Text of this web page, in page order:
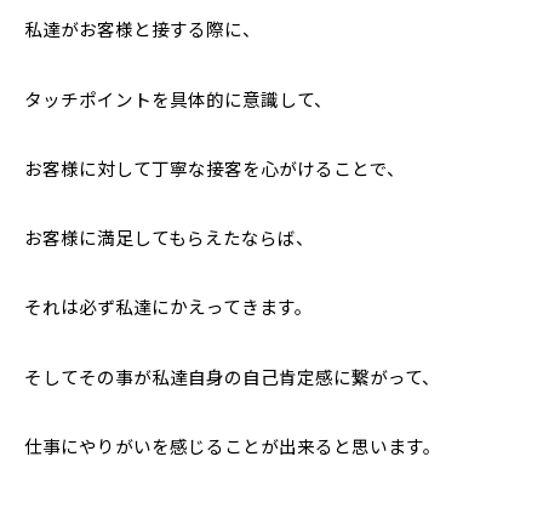
私達がお客様と接する際に、
タッチポイントを具体的に意識して、
お客様に対して丁寧な接客を心がけることで、
お客様に満足してもらえたならば、
それは必ず私達にかえってきます。
そしてその事が私達自身の自己肯定感に繋がって、
仕事にやりがいを感じることが出来ると思います。